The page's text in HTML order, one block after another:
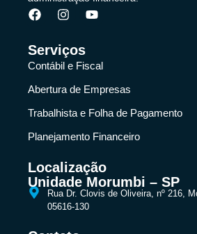
Serviços
Contábil e Fiscal
Abertura de Empresas
Trabalhista e Folha de Pagamento
Planejamento Financeiro
Localização
Unidade Morumbi – SP
Rua Dr. Clovis de Oliveira, nº 216,
05616-130